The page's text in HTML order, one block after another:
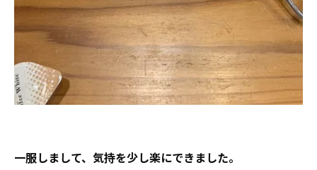
一服しまして、気持を少し楽にできました。